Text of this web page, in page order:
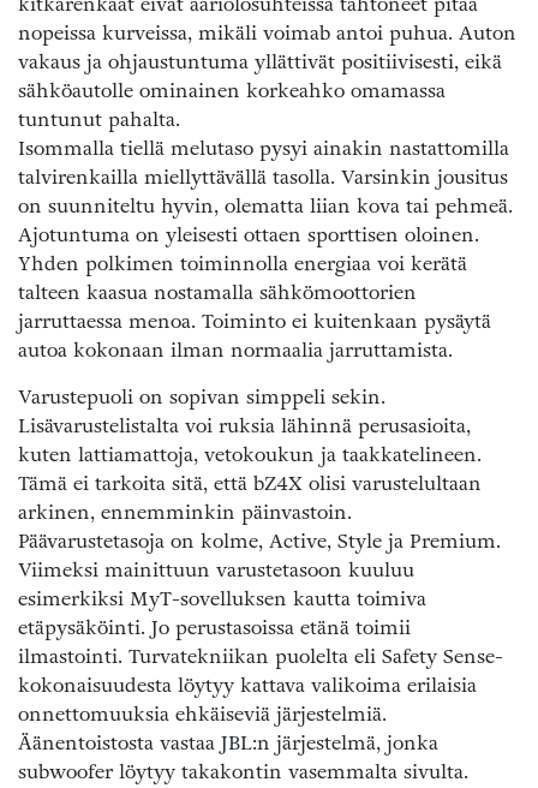
nopeissa kurveissa, mikäli voimab antoi puhua. Auton
vakaus ja ohjaustuntuma yllättivät positiivisesti, eikä
sähköautolle ominainen korkeahko omamassa
tuntunut pahalta.
Isommalla tiellä melutaso pysyi ainakin nastattomilla
talvirenkailla miellyttävällä tasolla. Varsinkin jousitus
on suunniteltu hyvin, olematta liian kova tai pehmeä.
Ajotuntuma on yleisesti ottaen sporttisen oloinen.
Yhden polkimen toiminnolla energiaa voi kerätä
talteen kaasua nostamalla sähkömoottorien
jarruttaessa menoa. Toiminto ei kuitenkaan pysäytä
autoa kokonaan ilman normaalia jarruttamista.
Varustepuoli on sopivan simppeli sekin.
Lisävarustelistalta voi ruksia lähinnä perusasioita,
kuten lattiamattoja, vetokoukun ja taakkatelineen.
Tämä ei tarkoita sitä, että bZ4X olisi varustelultaan
arkinen, ennemminkin päinvastoin.
Päävarustetasoja on kolme, Active, Style ja Premium.
Viimeksi mainittuun varustetasoon kuuluu
esimerkiksi MyT-sovelluksen kautta toimiva
etäpysäköinti. Jo perustasoissa etänä toimii
ilmastointi. Turvatekniikan puolelta eli Safety Sense-
kokonaisuudesta löytyy kattava valikoima erilaisia
onnettomuuksia ehkäiseviä järjestelmiä.
Äänentoistosta vastaa JBL:n järjestelmä, jonka
subwoofer löytyy takakontin vasemmalta sivulta.